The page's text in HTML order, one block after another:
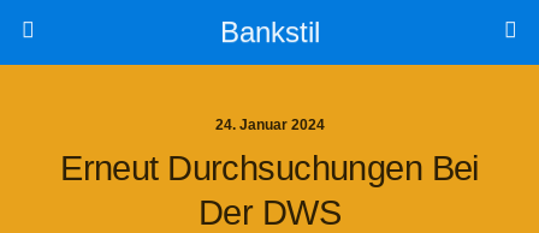
Bankstil
24. Januar 2024
Erneut Durch­su­chun­gen Bei
Der DWS